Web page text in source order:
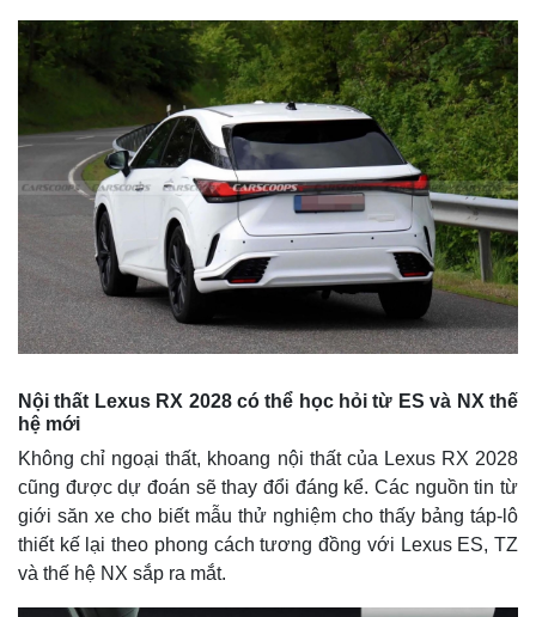
Thế giới
Quan sát
Cuộc sống đó đây
Multimedia
Video
Ảnh
E-Magazine
Infographic
Nội thất Lexus RX 2028 có thể học hỏi từ ES và NX thế
hệ mới
Không chỉ ngoại thất, khoang nội thất của Lexus RX 2028
cũng được dự đoán sẽ thay đổi đáng kể. Các nguồn tin từ
giới săn xe cho biết mẫu thử nghiệm cho thấy bảng táp-lô
thiết kế lại theo phong cách tương đồng với Lexus ES, TZ
và thế hệ NX sắp ra mắt.